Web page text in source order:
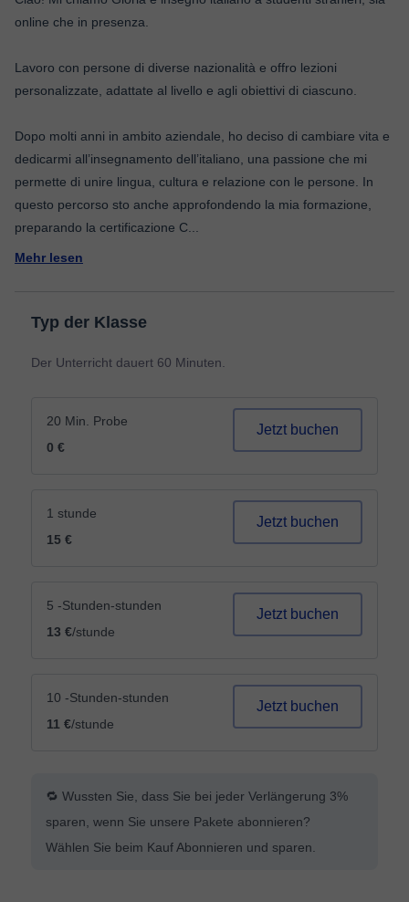
online che in presenza.
Lavoro con persone di diverse nazionalità e offro lezioni
personalizzate, adattate al livello e agli obiettivi di ciascuno.
Dopo molti anni in ambito aziendale, ho deciso di cambiare vita e
dedicarmi all’insegnamento dell’italiano, una passione che mi
permette di unire lingua, cultura e relazione con le persone. In
questo percorso sto anche approfondendo la mia formazione,
preparando la certificazione C
Mehr lesen
Typ der Klasse
Der Unterricht dauert 60 Minuten.
20 Min. Probe
0 €
Jetzt buchen
1 stunde
15 €
Jetzt buchen
5 -Stunden-stunden
13 €/stunde
Jetzt buchen
10 -Stunden-stunden
11 €/stunde
Jetzt buchen
🔁 Wussten Sie, dass Sie bei jeder Verlängerung 3%
sparen, wenn Sie unsere Pakete abonnieren?
Wählen Sie beim Kauf Abonnieren und sparen.